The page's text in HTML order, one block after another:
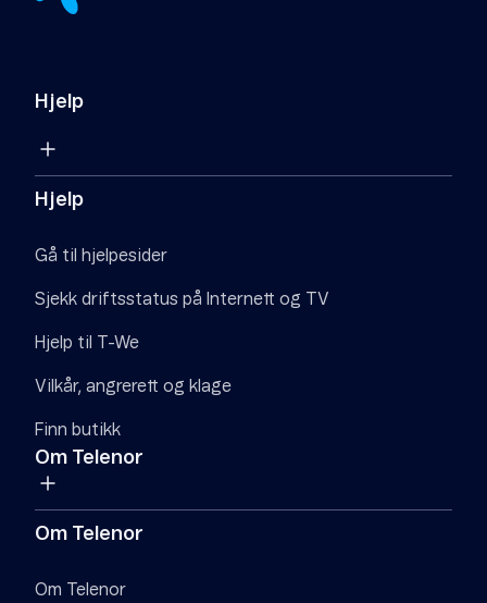
Hjelp
Hjelp
Gå til hjelpesider
Sjekk driftsstatus på Internett og TV
Hjelp til T-We
Vilkår, angrerett og klage
Finn butikk
Om Telenor
Om Telenor
Om Telenor